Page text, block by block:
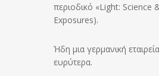
περιοδικό «Light:
Exposures).
Ήδη μια γερμανική
ευρύτερα.